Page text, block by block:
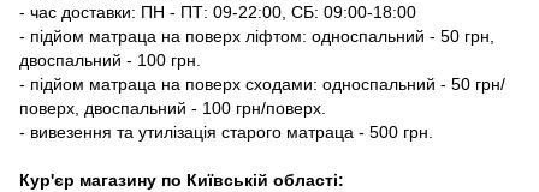
- час доставки: ПН - ПТ: 09-22:00, СБ: 09:00-18:00
- підйом матраца на поверх ліфтом: односпальний - 50 грн,
двоспальний - 100 грн.
- підйом матраца на поверх сходами: односпальний - 50 грн/
поверх, двоспальний - 100 грн/поверх.
- вивезення та утилізація старого матраца - 500 грн.
Кур'єр магазину по Київській області: